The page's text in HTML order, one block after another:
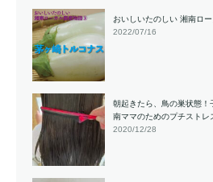
おいしいたのしい 湘南ロ
2022/07/16
朝起きたら、鳥の巣状態
南ママのためのプチスト
2020/12/28